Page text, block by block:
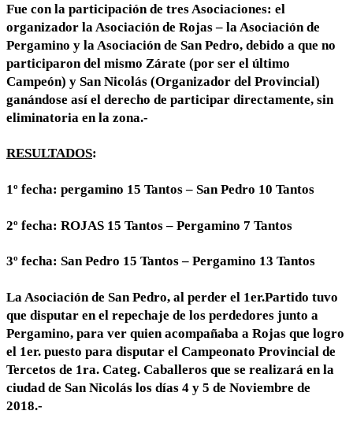
Fue con la participación de tres Asociaciones: el
organizador la Asociación de Rojas – la Asociación de
Pergamino y la Asociación de San Pedro, debido a que no
participaron del mismo Zárate (por ser el último
Campeón) y San Nicolás (Organizador del Provincial)
ganándose así el derecho de participar directamente, sin
eliminatoria en la zona.-
RESULTADOS:
1º fecha: pergamino 15 Tantos – San Pedro 10 Tantos
2º fecha: ROJAS 15 Tantos – Pergamino 7 Tantos
3º fecha: San Pedro 15 Tantos – Pergamino 13 Tantos
La Asociación de San Pedro, al perder el 1er.Partido tuvo
que disputar en el repechaje de los perdedores junto a
Pergamino, para ver quien acompañaba a Rojas que logro
el 1er. puesto para disputar el Campeonato Provincial de
Tercetos de 1ra. Categ. Caballeros que se realizará en la
ciudad de San Nicolás los días 4 y 5 de Noviembre de
2018.-